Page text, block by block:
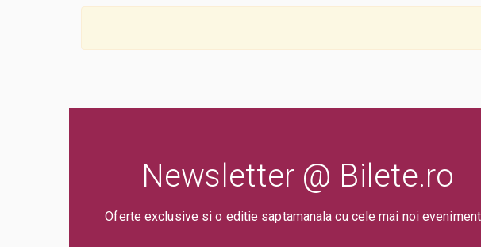
Newsletter @ Bilete.ro
Oferte exclusive si o editie saptamanala cu cele mai noi